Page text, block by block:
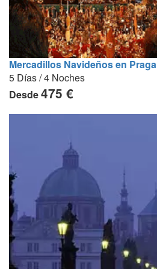
Mercadillos Navideños en Praga
5 Días / 4 Noches
Desde475 €